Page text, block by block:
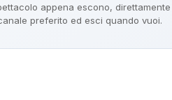
appena escono,
preferito ed esci quando vuoi.